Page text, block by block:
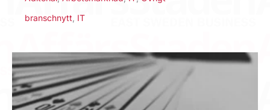
branschnytt IT